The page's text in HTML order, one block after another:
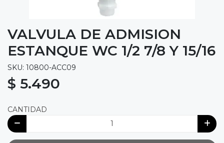
VALVULA DE ADMISION
ESTANQUE WC 1/2 7/8 Y 15/16
SKU: 10800-ACC09
$ 5.490
CANTIDAD